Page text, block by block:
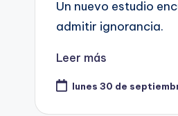
Un nuevo estudio
admitir ignorancia.
Leer más
lunes 30 de